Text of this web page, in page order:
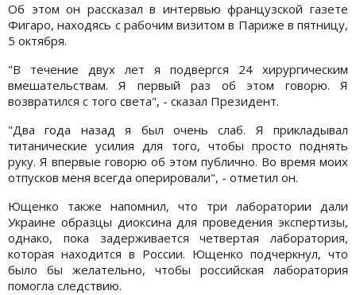
Об этом он рассказал в интервью французской газете
Фигаро, находясь с рабочим визитом в Париже в пятницу,
5 октября.
"В течение двух лет я подвергся 24 хирургическим
вмешательствам. Я первый раз об этом говорю. Я
возвратился с того света", - сказал Президент.
"Два года назад я был очень слаб. Я прикладывал
титанические усилия для того, чтобы просто поднять
руку. Я впервые говорю об этом публично. Во время моих
отпусков меня всегда оперировали", - отметил он.
Ющенко также напомнил, что три лаборатории дали
Украине образцы диоксина для проведения экспертизы,
однако, пока задерживается четвертая лаборатория,
которая находится в России. Ющенко подчеркнул, что
было бы желательно, чтобы российская лаборатория
помогла следствию.